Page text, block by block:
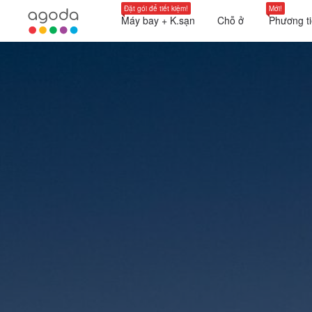
Đặt gói để tiết kiệm!
Máy bay + K.sạn Chỗ ở
Mới!
Phương